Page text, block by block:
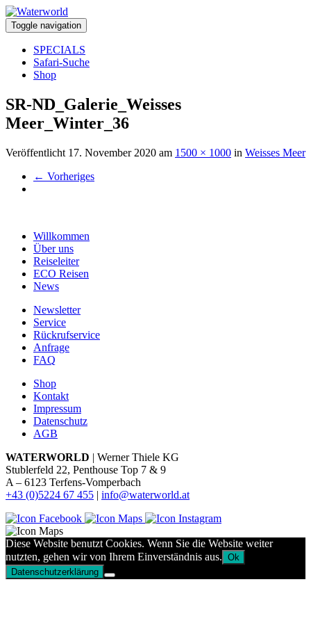
Toggle navigation
SPECIALS
Safari-Suche
Shop
SR-ND_Galerie_Weisses
Meer_Winter_36
Veröffentlicht 17. November 2020 am 1500 × 1000 in Weisses Meer
← Vorheriges
Willkommen
Über uns
Reiseleiter
ECO Reisen
News
Newsletter
Service
Rückrufservice
Anfrage
FAQ
Shop
Kontakt
Impressum
Datenschutz
AGB
WATERWORLD | Werner Thiele KG
Stublerfeld 22, Penthouse Top 7 & 9
A – 6123 Terfens-Vomperbach
+43 (0)5224 67 455 | info@waterworld.at
Diese Website benutzt Cookies. Wenn Sie die Website weiter
nutzten, gehen wir von Ihrem Einverständnis aus. Ok
Datenschutzerklärung